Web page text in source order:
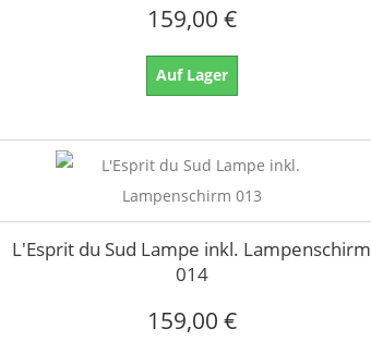
159,00 €
Auf Lager
L'Esprit du Sud Lampe inkl. Lampenschirm
014
159,00 €